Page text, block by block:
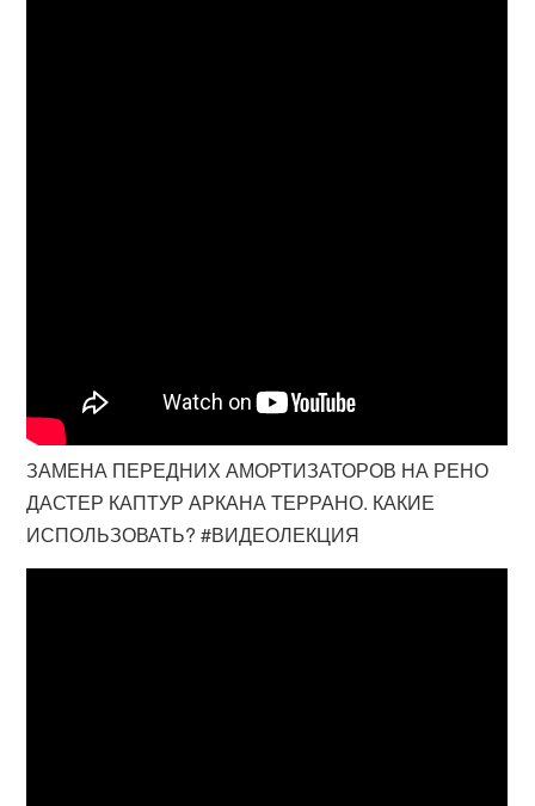
ЗАМЕНА ПЕРЕДНИХ АМОРТИЗАТОРОВ НА РЕНО
ДАСТЕР КАПТУР АРКАНА ТЕРРАНО. КАКИЕ
ИСПОЛЬЗОВАТЬ? #ВИДЕОЛЕКЦИЯ